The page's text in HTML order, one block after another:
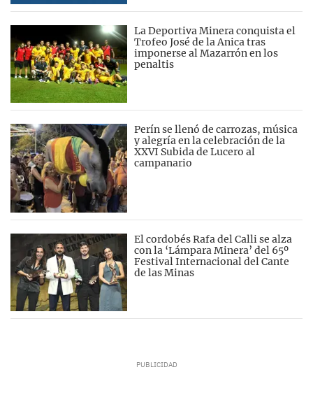
La Deportiva Minera conquista el
Trofeo José de la Anica tras
imponerse al Mazarrón en los
penaltis
Perín se llenó de carrozas, música
y alegría en la celebración de la
XXVI Subida de Lucero al
campanario
El cordobés Rafa del Calli se alza
con la ‘Lámpara Minera’ del 65º
Festival Internacional del Cante
de las Minas